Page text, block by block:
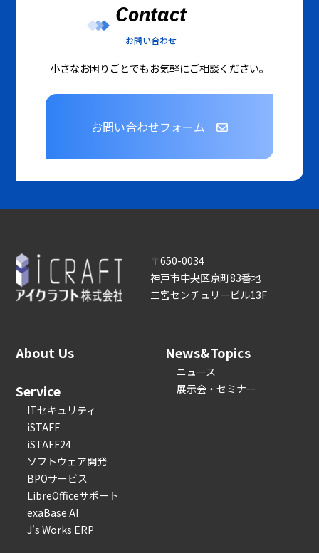
Contact
お問い合わせ
小さなお困りごとでもお気軽にご相談ください。
お問い合わせフォーム
〒650-0034
神戸市中央区京町83番地
三宮センチュリービル13F
About Us
Service
ITセキュリティ
iSTAFF
iSTAFF24
ソフトウェア開発
BPOサービス
LibreOfficeサポート
exaBase AI
J's Works ERP
News&Topics
ニュース
展示会・セミナー